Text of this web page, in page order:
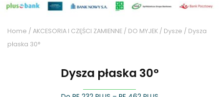
Home / AKCESORIA I CZĘŚCI ZAMIENNE / DO MYJEK / Dysze / Dysza
płaska 30°
Dysza płaska 30°